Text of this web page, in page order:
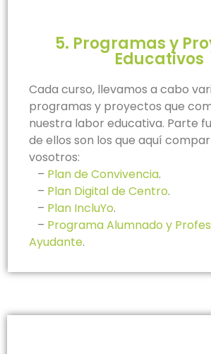
5. Programas y
Educativos
Cada curso, llevamos a cabo
programas y proyectos que
nuestra labor educativa. Parte
de ellos son los que aquí
vosotros:
– Plan de Convivencia.
– Plan Digital de Centro.
– Plan IncluYo.
– Programa Alumnado y
Ayudante.